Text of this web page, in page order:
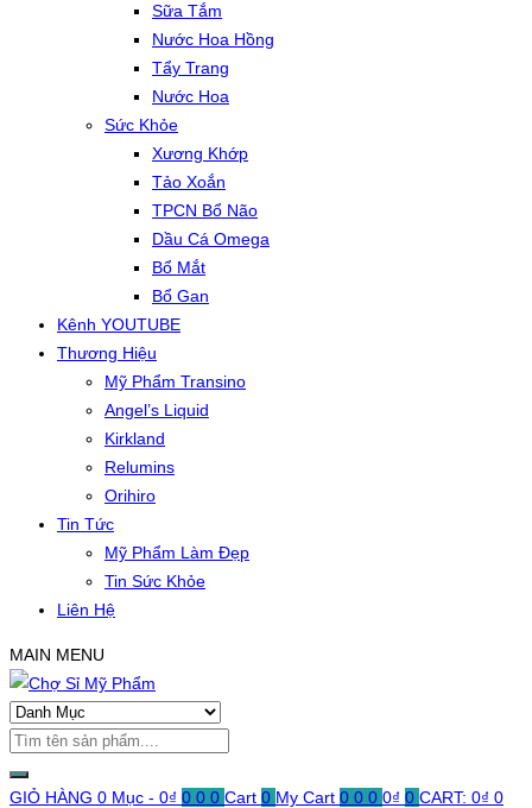
Sữa Tắm
Nước Hoa Hồng
Tẩy Trang
Nước Hoa
Sức Khỏe
Xương Khớp
Tảo Xoắn
TPCN Bổ Não
Dầu Cá Omega
Bổ Mắt
Bổ Gan
Kênh YOUTUBE
Thương Hiệu
Mỹ Phẩm Transino
Angel’s Liquid
Kirkland
Relumins
Orihiro
Tin Tức
Mỹ Phẩm Làm Đẹp
Tin Sức Khỏe
Liên Hệ
MAIN MENU
GIỎ HÀNG 0 Mục - 0₫ 0 0 0 Cart 0 My Cart 0 0 0 0₫ 0 CART: 0₫ 0